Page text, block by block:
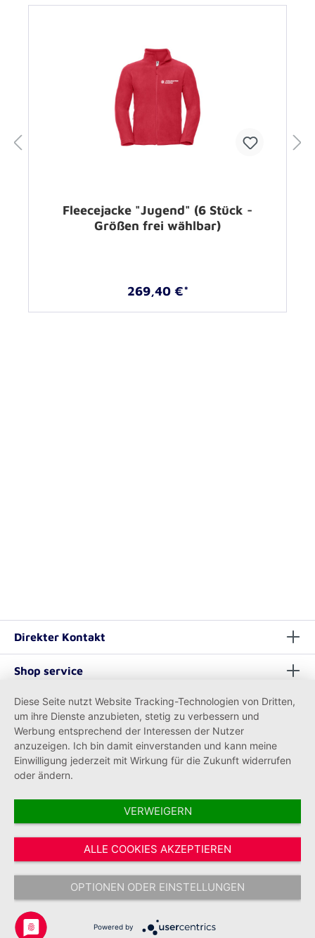
Fleecejacke "Jugend" (6 Stück -
Größen frei wählbar)
269,40 €*
Direkter Kontakt
Shop service
Informationen
Vertrag widerrufen
* Alle Preise inkl. gesetzl. Mehrwertsteuer zzgl.Versandkostenund ggf.
Nachnahmegebühren, wenn nicht anders angegeben.
Copyright © 2026 Johanniter-Unfall-Hilfe e.V. - Alle Rechte
vorbehalten.
Diese Seite nutzt Website Tracking-Technologien von Dritten,
um ihre Dienste anzubieten, stetig zu verbessern und
Werbung entsprechend der Interessen der Nutzer
anzuzeigen. Ich bin damit einverstanden und kann meine
Einwilligung jederzeit mit Wirkung für die Zukunft widerrufen
oder ändern.
VERWEIGERN
ALLE COOKIES AKZEPTIEREN
OPTIONEN ODER EINSTELLUNGEN
Powered by